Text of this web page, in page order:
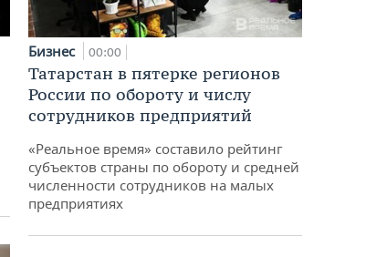
Бизнес 00:00
Татарстан в пятерке регионов
России по обороту и числу
сотрудников предприятий
«Реальное время» составило рейтинг
субъектов страны по обороту и средней
численности сотрудников на малых
предприятиях